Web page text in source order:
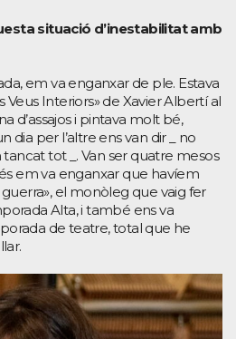
situació d’inestabilitat amb
em va enganxar de ple. Estava
Veus Interiors» de Xavier Albertí al
d’assajos i pintava molt bé,
dia per l’altre ens van dir _ no
tancat tot _. Van ser quatre mesos
em va enganxar que havíem
el monòleg que vaig fer
Alta, i també ens va
de teatre, total que he